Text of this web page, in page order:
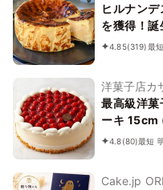
ヒルナン
を獲得！
倍！グル
4.85(319)最
洋菓子店カ
最高級洋菓
ーキ 15cm
4.8(80)最短
Cake.jp